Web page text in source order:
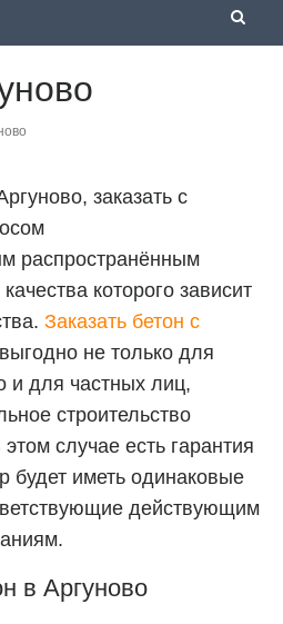
распространённым
которого зависит
Заказать бетон с
выгодно не только для
и для частных лиц,
строительство
случае есть гарантия
будет иметь одинаковые
действующим
в Аргуново